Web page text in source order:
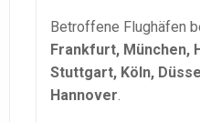
Betroffene Flughäfen
Frankfurt, München,
Stuttgart, Köln,
Hannover